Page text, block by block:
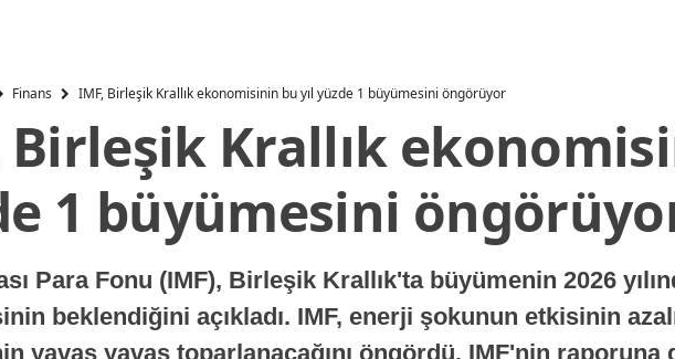
Finans IMF, Birleşik Krallık ekonomisinin bu yıl yüzde 1 büyümesini öngörüyor
Birleşik Krallık
1 büyümesini
Para Fonu (IMF), Birleşik Krallık'ta büyümenin 2026
beklendiğini açıkladı. IMF, enerji şokunun etkisinin
yavaş yavaş toparlanacağını öngördü. IMF'nin raporuna